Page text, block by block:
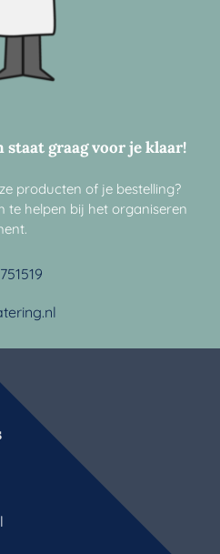
staat graag voor je klaar!
producten of je bestelling?
te helpen bij het organiseren